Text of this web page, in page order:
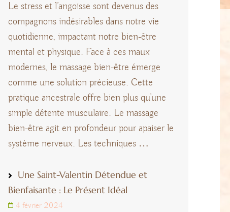
Le stress et l’angoisse sont devenus des
compagnons indésirables dans notre vie
quotidienne, impactant notre bien-être
mental et physique. Face à ces maux
modernes, le massage bien-être émerge
comme une solution précieuse. Cette
pratique ancestrale offre bien plus qu’une
simple détente musculaire. Le massage
bien-être agit en profondeur pour apaiser le
système nerveux. Les techniques …
Une Saint-Valentin Détendue et
Bienfaisante : Le Présent Idéal
4 février 2024